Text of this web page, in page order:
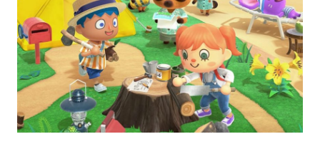
推
薦
體。